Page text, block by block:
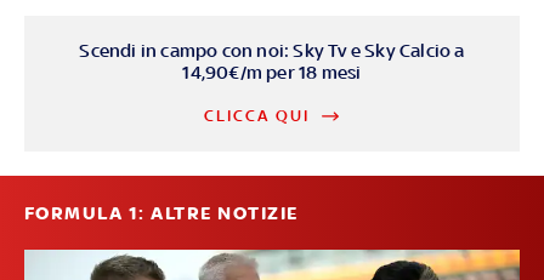
Scendi in campo con noi: Sky Tv e Sky Calcio a
14,90€/m per 18 mesi
CLICCA QUI
FORMULA 1: ALTRE NOTIZIE